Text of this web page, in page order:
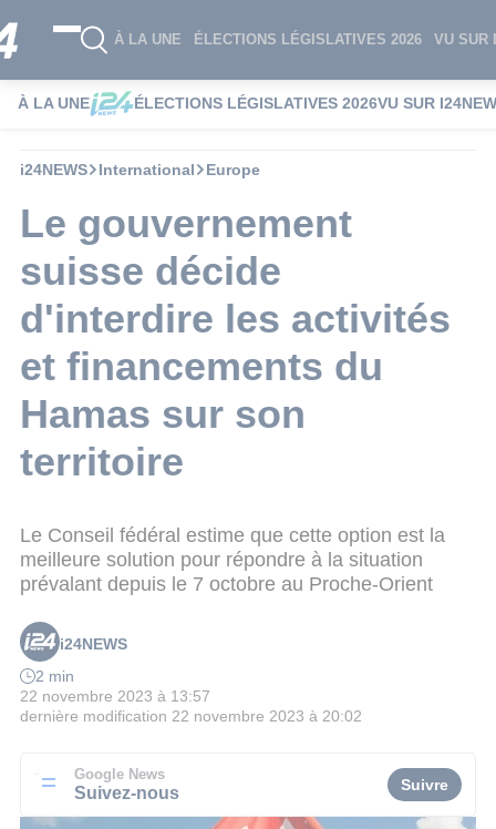
À LA UNE ÉLECTIONS LÉGISLATIVES 2026 VU SUR
À LA UNE ÉLECTIONS LÉGISLATIVES 2026VU SUR
i24NEWS International Europe
Le gouvernement
suisse décide
d'interdire les activités
et financements du
Hamas sur son
territoire
Le Conseil fédéral estime que cette option est la
meilleure solution pour répondre à la situation
prévalant depuis le 7 octobre au Proche-Orient
i24NEWS
2 min
22 novembre 2023 à 13:57
dernière modification 22 novembre 2023 à 20:02
Google News
Suivez-nous Suivre